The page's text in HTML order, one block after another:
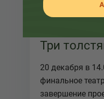
Три
20 декабря в
финальное
завершение